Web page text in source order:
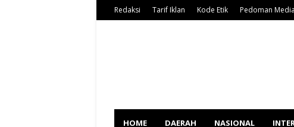
Redaksi Tarif Iklan Kode Etik Pedoman
HOME DAERAH NASIONAL